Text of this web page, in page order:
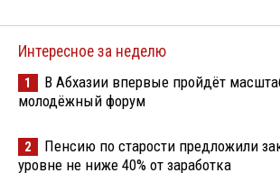
Интересное за неделю
1
В Абхазии впервые пройдёт
молодёжный форум
2
Пенсию по старости предложили
уровне не ниже 40% от заработка